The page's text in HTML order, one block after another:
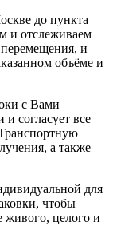
до пункта
и отслеживаем
перемещения, и
объёме и
с Вами
и согласует все
а также
для
чтобы
живого, целого и